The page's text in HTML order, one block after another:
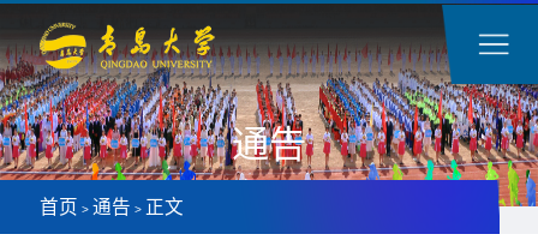
通告
首页 > 通告 > 正文